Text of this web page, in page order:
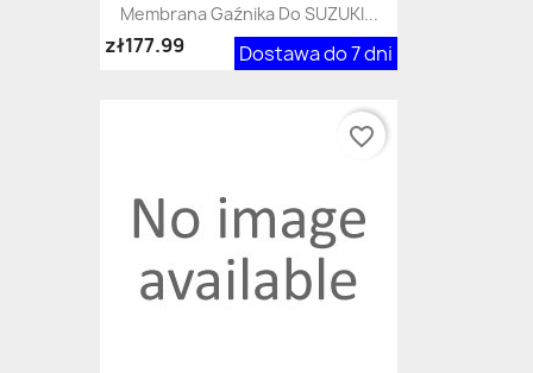
Membrana Gaźnika Do SUZUKI...
Dostawa do 7 dni
zł177.99
favorite_border